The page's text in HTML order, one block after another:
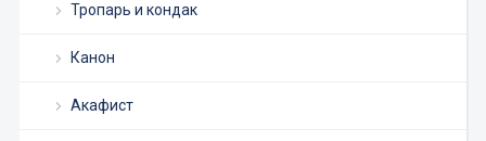
Тропарь и кондак
Канон
Акафист